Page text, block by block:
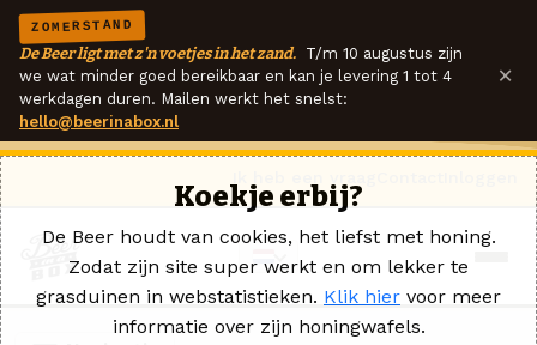
ZOMERSTAND
De Beer ligt met z'n voetjes in het zand. T/m 10 augustus zijn
we wat minder goed bereikbaar en kan je levering 1 tot 4
werkdagen duren. Mailen werkt het snelst:
hello@beerinabox.nl
×
Koekje erbij?
De Beer houdt van cookies, het liefst met honing.
Zodat zijn site super werkt en om lekker te
grasduinen in webstatistieken. Klik hier voor meer
informatie over zijn honingwafels.